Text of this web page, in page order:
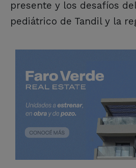
presente y los desafíos
pediátrico de Tandil y la